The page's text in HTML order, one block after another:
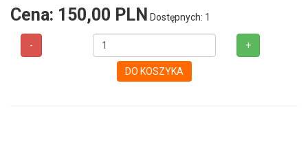
Cena: 150,00 PLN Dostępnych: 1
- +
DO KOSZYKA